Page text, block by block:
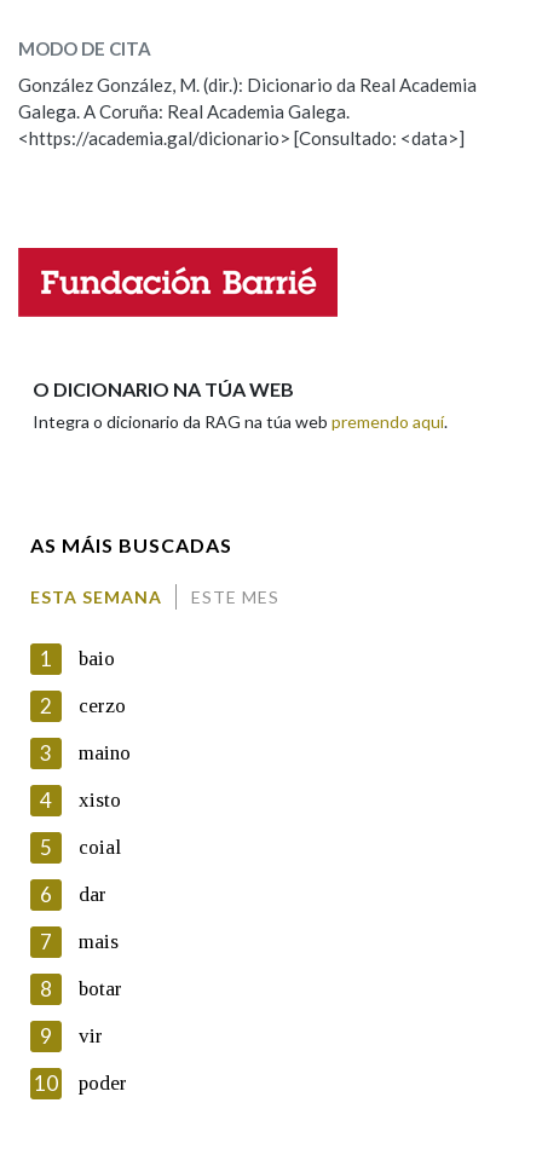
Na fraseoloxía
OUTRAS OPCIÓNS DE BUSCA
Pertence a
LIMPAR
ESCOLLE UNHA OPCIÓN:
Observación Hai un erro na palabra
Propoño mellorar a definición
Nome
En cumprimento da normativa vixente en materia de
Protección de Datos de Carácter Persoal, a Real Academia
Galega informa a aqueles usuarios que faciliten o seu correo
electrónico, así como calquera outra información de carácter
persoal, que estes datos serán obxecto de tratamento
automatizado de carácter confidencial e incorporados aos seus
ficheiros informáticos. Así mesmo, os usuarios poderán exercer o
seu dereito de acceso, rectificación, oposición e cancelación dos
seus datos poñéndose en contacto connosco.
Lin e acepto as condicións da política de
Introduce o código que aparece na imaxe:
MODO DE CITA
González González, M. (dir.): Dicionario da Real Academia
Galega. A Coruña: Real Academia Galega.
<https://academia.gal/dicionario> [Consultado: <data>]
O DICIONARIO NA TÚA WEB
Integra o dicionario da RAG na túa web premendo aquí.
AS MÁIS BUSCADAS
ESTA SEMANA ESTE MES
1 baio
2 cerzo
3 maino
4 xisto
5 coial
6 dar
7 mais
8 botar
9 vir
10 poder